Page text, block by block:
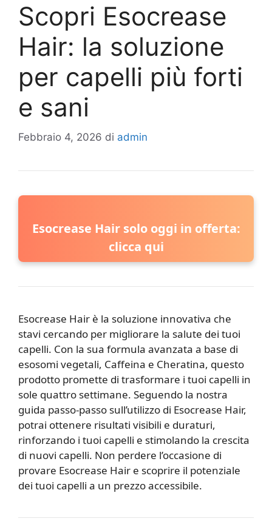
Scopri Esocrease
Hair: la soluzione
per capelli più forti
e sani
Febbraio 4, 2026 di admin
Esocrease Hair solo oggi in offerta:
clicca qui
Esocrease Hair è la soluzione innovativa che
stavi cercando per migliorare la salute dei tuoi
capelli. Con la sua formula avanzata a base di
esosomi vegetali, Caffeina e Cheratina, questo
prodotto promette di trasformare i tuoi capelli in
sole quattro settimane. Seguendo la nostra
guida passo-passo sull’utilizzo di Esocrease Hair,
potrai ottenere risultati visibili e duraturi,
rinforzando i tuoi capelli e stimolando la crescita
di nuovi capelli. Non perdere l’occasione di
provare Esocrease Hair e scoprire il potenziale
dei tuoi capelli a un prezzo accessibile.